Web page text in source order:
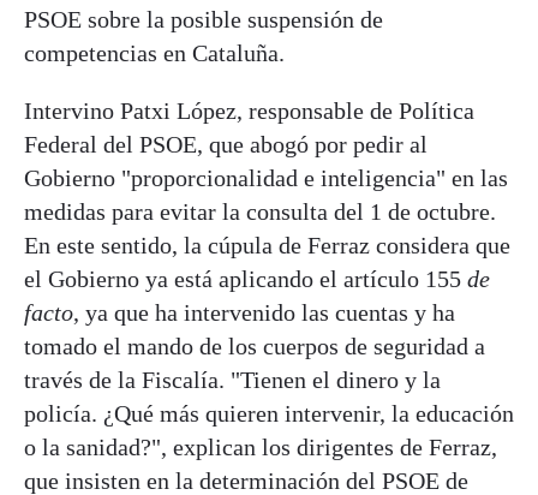
PSOE sobre la posible suspensión de
competencias en Cataluña.
Intervino Patxi López, responsable de Política
Federal del PSOE, que abogó por pedir al
Gobierno "proporcionalidad e inteligencia" en las
medidas para evitar la consulta del 1 de octubre.
En este sentido, la cúpula de Ferraz considera que
el Gobierno ya está aplicando el artículo 155 de
facto, ya que ha intervenido las cuentas y ha
tomado el mando de los cuerpos de seguridad a
través de la Fiscalía. "Tienen el dinero y la
policía. ¿Qué más quieren intervenir, la educación
o la sanidad?", explican los dirigentes de Ferraz,
que insisten en la determinación del PSOE de